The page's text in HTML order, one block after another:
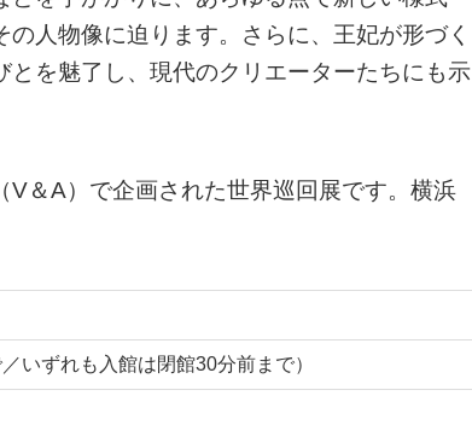
人物像に迫ります。さらに、王妃が形づく
を魅了し、現代のクリエーターたちにも示
＆A）で企画された世界巡回展です。横浜
いずれも入館は閉館30分前まで）